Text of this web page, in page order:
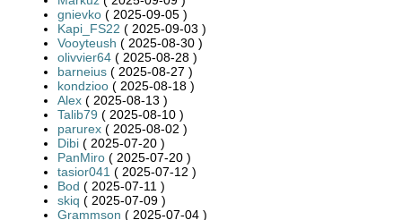
gnievko ( 2025-09-05 )
Kapi_FS22 ( 2025-09-03 )
Vooyteush ( 2025-08-30 )
olivvier64 ( 2025-08-28 )
barneius ( 2025-08-27 )
kondzioo ( 2025-08-18 )
Alex ( 2025-08-13 )
Talib79 ( 2025-08-10 )
parurex ( 2025-08-02 )
Dibi ( 2025-07-20 )
PanMiro ( 2025-07-20 )
tasior041 ( 2025-07-12 )
Bod ( 2025-07-11 )
skiq ( 2025-07-09 )
Grammson ( 2025-07-04 )